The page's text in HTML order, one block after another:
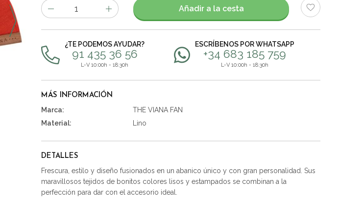
Número
de
artículos
Añadir a la cesta
¿TE PODEMOS AYUDAR?
91 435 36 56
L-V 10:00h - 18:30h
ESCRÍBENOS POR WHATSAPP
+34 683 185 759
L-V 10:00h - 18:30h
MÁS INFORMACIÓN
Marca:
THE VIANA FAN
Material:
Lino
DETALLES
Frescura, estilo y diseño fusionados en un abanico único y con gran personalidad. Sus
maravillosos tejidos de bonitos colores lisos y estampados se combinan a la
perfección para dar con el accesorio ideal.